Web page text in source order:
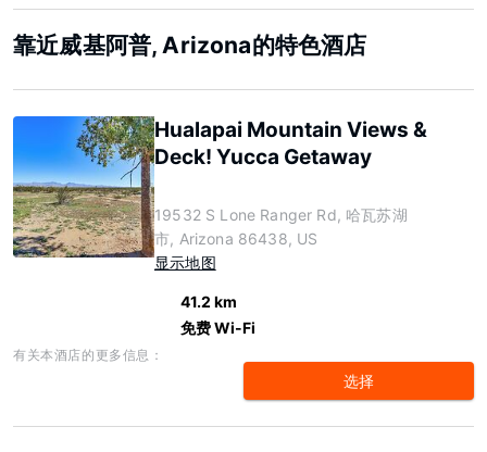
靠近威基阿普, Arizona的特色酒店
Hualapai Mountain Views &
Deck! Yucca Getaway
19532 S Lone Ranger Rd, 哈瓦苏湖
市, Arizona 86438, US
显示地图
41.2 km
免费 Wi-Fi
有关本酒店的更多信息：
选择